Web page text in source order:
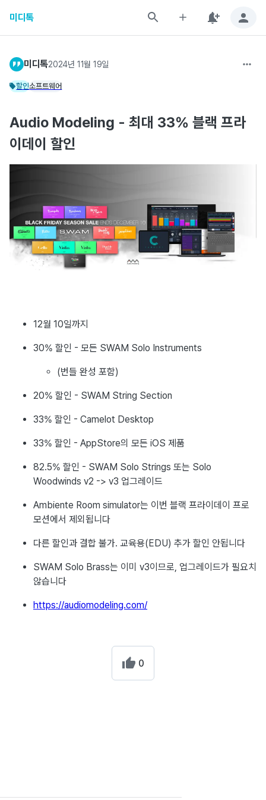
미디톡
미디톡2024년 11월 19일
할인소프트웨어
Audio Modeling - 최대 33% 블랙 프라
이데이 할인
12월 10일까지
30% 할인 - 모든 SWAM Solo Instruments
(번들 완성 포함)
20% 할인 - SWAM String Section
33% 할인 - Camelot Desktop
33% 할인 - AppStore의 모든 iOS 제품
82.5% 할인 - SWAM Solo Strings 또는 Solo
Woodwinds v2 -> v3 업그레이드
Ambiente Room simulator는 이번 블랙 프라이데이 프로
모션에서 제외됩니다
다른 할인과 결합 불가. 교육용(EDU) 추가 할인 안됩니다
SWAM Solo Brass는 이미 v3이므로, 업그레이드가 필요치
않습니다
https://audiomodeling.com/
0